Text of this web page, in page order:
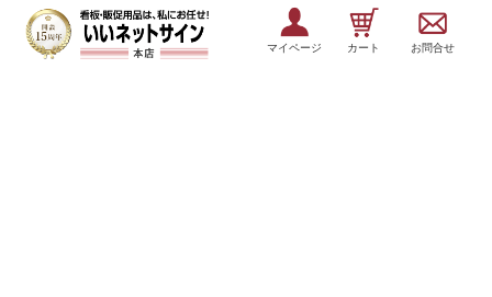
マイページ カート お問合せ